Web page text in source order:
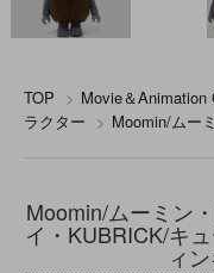
TOP > Movie＆Animation
ラクター > Moomin/ムー
Moomin/ムーミン
イ・KUBRICK/キ
ィ